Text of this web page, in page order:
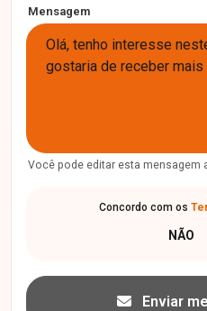
Mensagem
Você pode editar esta mensagem
Concordo com os
Enviar